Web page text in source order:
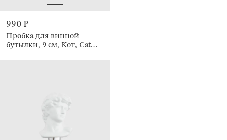
990 ₽
Пробка для винной
бутылки, 9 см, Кот, Cat